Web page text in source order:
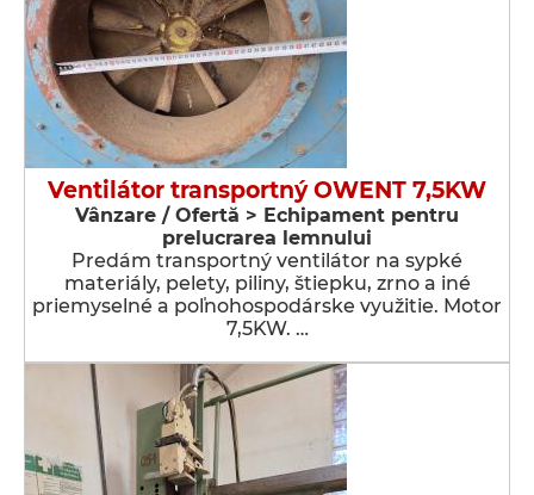
Ventilátor transportný OWENT 7,5KW
Vânzare / Ofertă > Echipament pentru
prelucrarea lemnului
Predám transportný ventilátor na sypké
materiály, pelety, piliny, štiepku, zrno a iné
priemyselné a poľnohospodárske využitie. Motor
7,5KW. …